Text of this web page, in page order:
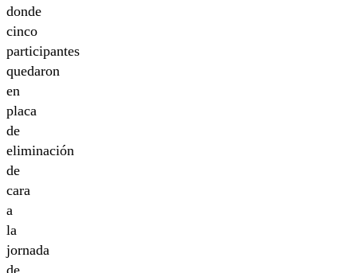
donde
cinco
participantes
quedaron
en
placa
de
eliminación
de
cara
a
la
jornada
de